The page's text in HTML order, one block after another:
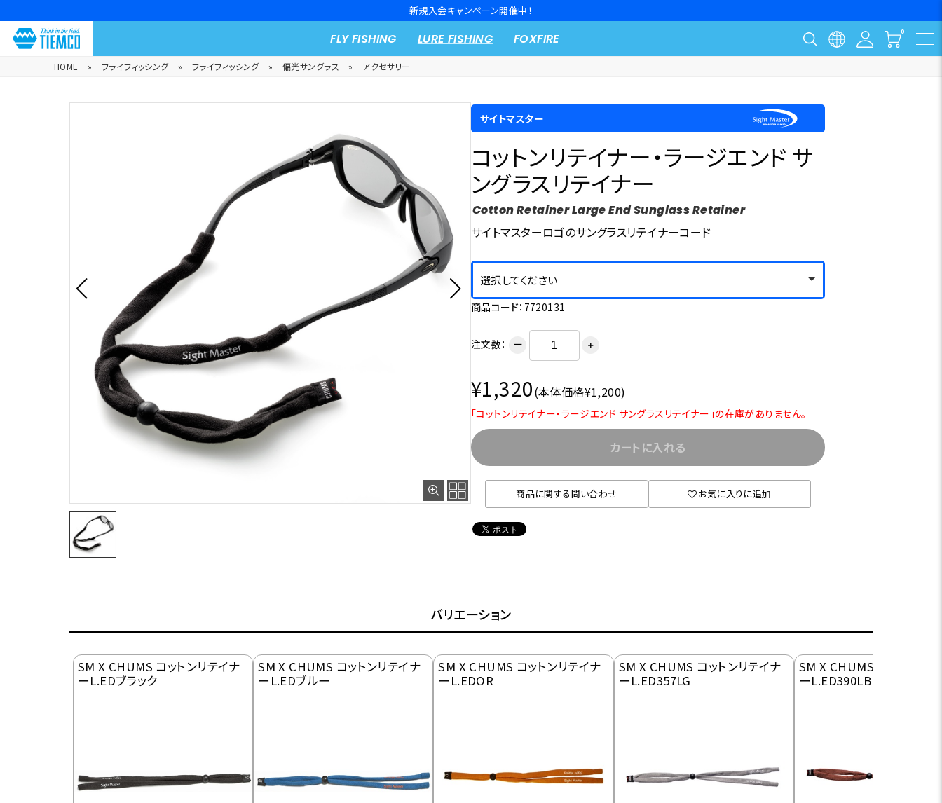
新規入会キャンペーン開催中！
FLY FISHING LURE FISHING FOXFIRE
HOME » フライフィッシング » フライフィッシング » 偏光サングラス » アクセサリー
サイトマスター
コットンリテイナー・ラージエンド サ
ングラスリテイナー
Cotton Retainer Large End Sunglass Retainer
サイトマスターロゴのサングラスリテイナーコード
選択してください
商品コード：7720131
注文数： ー ＋
¥1,320(本体価格¥1,200)
「コットンリテイナー・ラージエンド サングラスリテイナー」の在庫がありません。
カートに入れる
商品に関する問い合わせ お気に入りに追加
バリエーション
SM X CHUMS コットンリテイナ
ーL.EDブラック
SM X CHUMS コットンリテイナ
ーL.EDブルー
SM X CHUMS コットンリテイナ
ーL.EDOR
SM X CHUMS コットンリテイナ
ーL.ED357LG
SM X CHUMS コットンリ
ーL.ED390LB